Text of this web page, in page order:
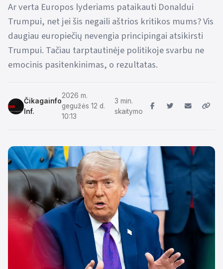
Ar verta Europos lyderiams pataikauti Donaldui
Trumpui, net jei šis negaili aštrios kritikos mums? Vis
daugiau europiečių nevengia principingai atsikirsti
Trumpui. Tačiau tarptautinėje politikoje svarbu ne
emocinis pasitenkinimas, o rezultatas.
Čikagainfo
Inf.
2026 m.
gegužės 12 d.
10:13
3 min.
skaitymo